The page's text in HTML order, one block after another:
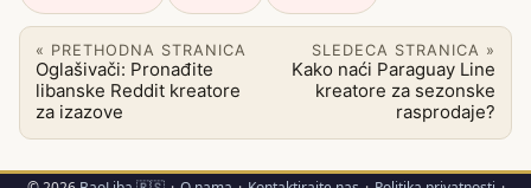
« PRETHODNA STRANICA
Oglašivači: Pronađite
libanske Reddit kreatore
za izazove
SLEDECA STRANICA »
Kako naći Paraguay Line
kreatore za sezonske
rasprodaje?